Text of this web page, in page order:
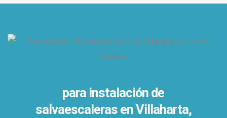
para instalación de
salvaescaleras enVillaharta,